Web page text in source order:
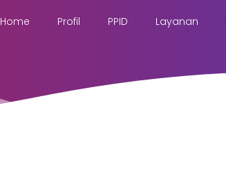
Home Profil PPID Layanan